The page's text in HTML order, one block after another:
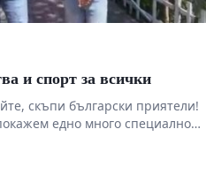
и спорт за всички
скъпи български приятели!
едно много специално
на Пекин.